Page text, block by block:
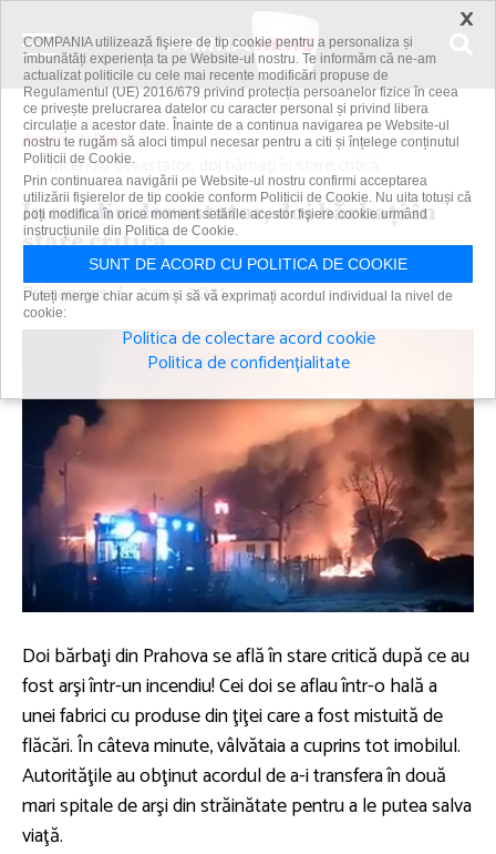
Acasă
Știri
Incendiu devastator, doi bărbaţi în stare critică
Incendiu devastator, doi bărbaţi în
stare critică
Primanews | 2 mar 2021
Doi bărbaţi din Prahova se află în stare critică după ce au
fost arşi într-un incendiu! Cei doi se aflau într-o hală a
unei fabrici cu produse din ţiţei care a fost mistuită de
flăcări. În câteva minute, vâlvătaia a cuprins tot imobilul.
Autorităţile au obţinut acordul de a-i transfera în două
mari spitale de arşi din străinătate pentru a le putea salva
viaţă.
×
COMPANIA utilizează fişiere de tip cookie pentru a personaliza și
îmbunătăți experiența ta pe Website-ul nostru. Te informăm că ne-am
actualizat politicile cu cele mai recente modificări propuse de
Regulamentul (UE) 2016/679 privind protecția persoanelor fizice în ceea
ce privește prelucrarea datelor cu caracter personal și privind libera
circulație a acestor date. Înainte de a continua navigarea pe Website-ul
nostru te rugăm să aloci timpul necesar pentru a citi și înțelege conținutul
Politicii de Cookie.
Prin continuarea navigării pe Website-ul nostru confirmi acceptarea
utilizării fişierelor de tip cookie conform Politicii de Cookie. Nu uita totuși că
poți modifica în orice moment setările acestor fişiere cookie urmând
instrucțiunile din Politica de Cookie.
SUNT DE ACORD CU POLITICA DE COOKIE
Puteți merge chiar acum și să vă exprimați acordul individual la nivel de
cookie:
Politica de colectare acord cookie
Politica de confidențialitate